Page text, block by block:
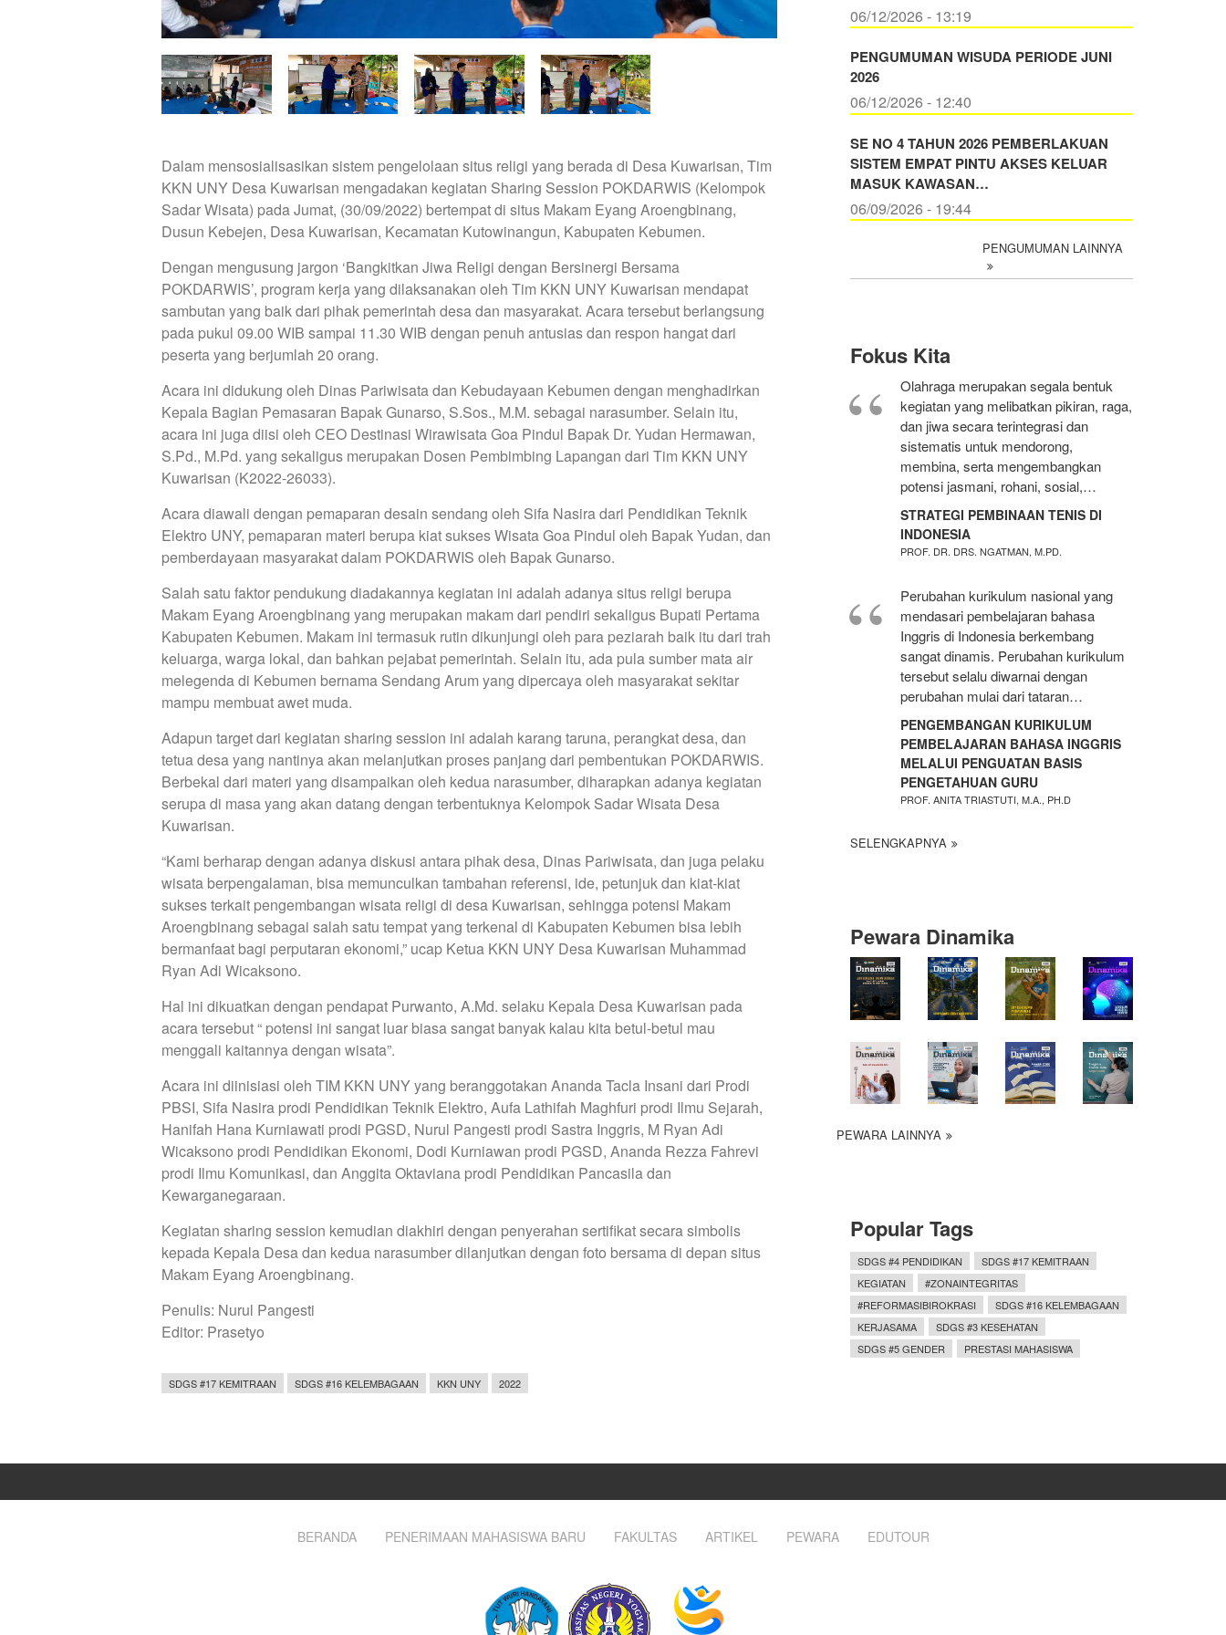
Dalam mensosialisasikan sistem pengelolaan situs religi yang berada di Desa Kuwarisan, Tim
KKN UNY Desa Kuwarisan mengadakan kegiatan Sharing Session POKDARWIS (Kelompok
Sadar Wisata) pada Jumat, (30/09/2022) bertempat di situs Makam Eyang Aroengbinang,
Dusun Kebejen, Desa Kuwarisan, Kecamatan Kutowinangun, Kabupaten Kebumen.
Dengan mengusung jargon ‘Bangkitkan Jiwa Religi dengan Bersinergi Bersama
POKDARWIS’, program kerja yang dilaksanakan oleh Tim KKN UNY Kuwarisan mendapat
sambutan yang baik dari pihak pemerintah desa dan masyarakat. Acara tersebut berlangsung
pada pukul 09.00 WIB sampai 11.30 WIB dengan penuh antusias dan respon hangat dari
peserta yang berjumlah 20 orang.
Acara ini didukung oleh Dinas Pariwisata dan Kebudayaan Kebumen dengan menghadirkan
Kepala Bagian Pemasaran Bapak Gunarso, S.Sos., M.M. sebagai narasumber. Selain itu,
acara ini juga diisi oleh CEO Destinasi Wirawisata Goa Pindul Bapak Dr. Yudan Hermawan,
S.Pd., M.Pd. yang sekaligus merupakan Dosen Pembimbing Lapangan dari Tim KKN UNY
Kuwarisan (K2022-26033).
Acara diawali dengan pemaparan desain sendang oleh Sifa Nasira dari Pendidikan Teknik
Elektro UNY, pemaparan materi berupa kiat sukses Wisata Goa Pindul oleh Bapak Yudan, dan
pemberdayaan masyarakat dalam POKDARWIS oleh Bapak Gunarso.
Salah satu faktor pendukung diadakannya kegiatan ini adalah adanya situs religi berupa
Makam Eyang Aroengbinang yang merupakan makam dari pendiri sekaligus Bupati Pertama
Kabupaten Kebumen. Makam ini termasuk rutin dikunjungi oleh para peziarah baik itu dari trah
keluarga, warga lokal, dan bahkan pejabat pemerintah. Selain itu, ada pula sumber mata air
melegenda di Kebumen bernama Sendang Arum yang dipercaya oleh masyarakat sekitar
mampu membuat awet muda.
Adapun target dari kegiatan sharing session ini adalah karang taruna, perangkat desa, dan
tetua desa yang nantinya akan melanjutkan proses panjang dari pembentukan POKDARWIS.
Berbekal dari materi yang disampaikan oleh kedua narasumber, diharapkan adanya kegiatan
serupa di masa yang akan datang dengan terbentuknya Kelompok Sadar Wisata Desa
Kuwarisan.
“Kami berharap dengan adanya diskusi antara pihak desa, Dinas Pariwisata, dan juga pelaku
wisata berpengalaman, bisa memunculkan tambahan referensi, ide, petunjuk dan kiat-kiat
sukses terkait pengembangan wisata religi di desa Kuwarisan, sehingga potensi Makam
Aroengbinang sebagai salah satu tempat yang terkenal di Kabupaten Kebumen bisa lebih
bermanfaat bagi perputaran ekonomi,” ucap Ketua KKN UNY Desa Kuwarisan Muhammad
Ryan Adi Wicaksono.
Hal ini dikuatkan dengan pendapat Purwanto, A.Md. selaku Kepala Desa Kuwarisan pada
acara tersebut “ potensi ini sangat luar biasa sangat banyak kalau kita betul-betul mau
menggali kaitannya dengan wisata”.
Acara ini diinisiasi oleh TIM KKN UNY yang beranggotakan Ananda Tacla Insani dari Prodi
PBSI, Sifa Nasira prodi Pendidikan Teknik Elektro, Aufa Lathifah Maghfuri prodi Ilmu Sejarah,
Hanifah Hana Kurniawati prodi PGSD, Nurul Pangesti prodi Sastra Inggris, M Ryan Adi
Wicaksono prodi Pendidikan Ekonomi, Dodi Kurniawan prodi PGSD, Ananda Rezza Fahrevi
prodi Ilmu Komunikasi, dan Anggita Oktaviana prodi Pendidikan Pancasila dan
Kewarganegaraan.
Kegiatan sharing session kemudian diakhiri dengan penyerahan sertifikat secara simbolis
kepada Kepala Desa dan kedua narasumber dilanjutkan dengan foto bersama di depan situs
Makam Eyang Aroengbinang.
Penulis: Nurul Pangesti
Editor: Prasetyo
SDGS #17 KEMITRAAN SDGS #16 KELEMBAGAAN KKN UNY 2022
06/12/2026 - 13:19
PENGUMUMAN WISUDA PERIODE JUNI
2026
06/12/2026 - 12:40
SE NO 4 TAHUN 2026 PEMBERLAKUAN
SISTEM EMPAT PINTU AKSES KELUAR
MASUK KAWASAN…
06/09/2026 - 19:44
PENGUMUMAN LAINNYA
Fokus Kita
Olahraga merupakan segala bentuk
kegiatan yang melibatkan pikiran, raga,
dan jiwa secara terintegrasi dan
sistematis untuk mendorong,
membina, serta mengembangkan
potensi jasmani, rohani, sosial,…
STRATEGI PEMBINAAN TENIS DI
INDONESIA
PROF. DR. DRS. NGATMAN, M.PD.
Perubahan kurikulum nasional yang
mendasari pembelajaran bahasa
Inggris di Indonesia berkembang
sangat dinamis. Perubahan kurikulum
tersebut selalu diwarnai dengan
perubahan mulai dari tataran…
PENGEMBANGAN KURIKULUM
PEMBELAJARAN BAHASA INGGRIS
MELALUI PENGUATAN BASIS
PENGETAHUAN GURU
PROF. ANITA TRIASTUTI, M.A., PH.D
SELENGKAPNYA
Pewara Dinamika
PEWARA LAINNYA
Popular Tags
SDGS #4 PENDIDIKAN
SDGS #17 KEMITRAAN
KEGIATAN
#ZONAINTEGRITAS
#REFORMASIBIROKRASI
SDGS #16 KELEMBAGAAN
KERJASAMA
SDGS #3 KESEHATAN
SDGS #5 GENDER
PRESTASI MAHASISWA
BERANDA PENERIMAAN MAHASISWA BARU FAKULTAS ARTIKEL PEWARA EDUTOUR